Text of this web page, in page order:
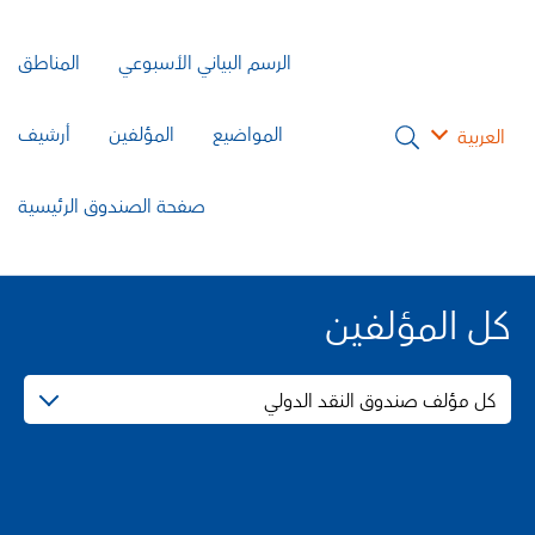
العربية
الرسم البياني الأسبوعي المناطق
المواضيع المؤلفين أرشيف
صفحة الصندوق الرئيسية
كل المؤلفين
كل مؤلف صندوق النقد الدولي